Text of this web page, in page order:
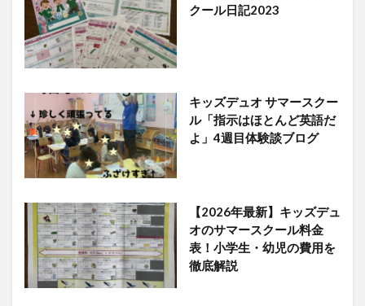
クール日記2023
キッズデュオ サマースクー
ル「指示はほとんど英語だ
よ」4週目体験談ブログ
【2026年最新】キッズデュ
オのサマースクール料金
表！小学生・幼児の費用を
徹底解説